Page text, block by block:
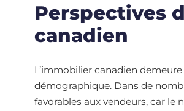
Perspectives
canadien
L’immobilier canadien
démographique. Dans de
favorables aux vendeurs, car le